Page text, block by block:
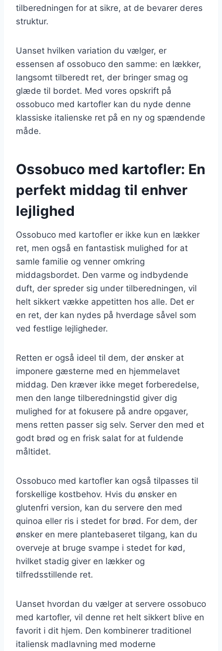
tilberedningen for at sikre, at de bevarer deres
struktur.
Uanset hvilken variation du vælger, er
essensen af ossobuco den samme: en lækker,
langsomt tilberedt ret, der bringer smag og
glæde til bordet. Med vores opskrift på
ossobuco med kartofler kan du nyde denne
klassiske italienske ret på en ny og spændende
måde.
Ossobuco med kartofler: En
perfekt middag til enhver
lejlighed
Ossobuco med kartofler er ikke kun en lækker
ret, men også en fantastisk mulighed for at
samle familie og venner omkring
middagsbordet. Den varme og indbydende
duft, der spreder sig under tilberedningen, vil
helt sikkert vække appetitten hos alle. Det er
en ret, der kan nydes på hverdage såvel som
ved festlige lejligheder.
Retten er også ideel til dem, der ønsker at
imponere gæsterne med en hjemmelavet
middag. Den kræver ikke meget forberedelse,
men den lange tilberedningstid giver dig
mulighed for at fokusere på andre opgaver,
mens retten passer sig selv. Server den med et
godt brød og en frisk salat for at fuldende
måltidet.
Ossobuco med kartofler kan også tilpasses til
forskellige kostbehov. Hvis du ønsker en
glutenfri version, kan du servere den med
quinoa eller ris i stedet for brød. For dem, der
ønsker en mere plantebaseret tilgang, kan du
overveje at bruge svampe i stedet for kød,
hvilket stadig giver en lækker og
tilfredsstillende ret.
Uanset hvordan du vælger at servere ossobuco
med kartofler, vil denne ret helt sikkert blive en
favorit i dit hjem. Den kombinerer traditionel
italiensk madlavning med moderne